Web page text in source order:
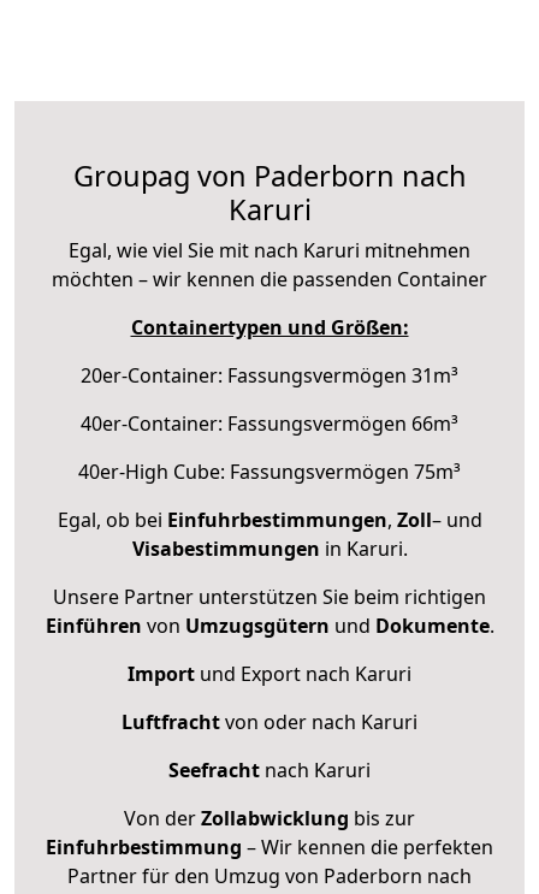
Groupag von Paderborn nach
Karuri
Egal, wie viel Sie mit nach Karuri mitnehmen
möchten – wir kennen die passenden Container
Containertypen und Größen:
20er-Container: Fassungsvermögen 31m³
40er-Container: Fassungsvermögen 66m³
40er-High Cube: Fassungsvermögen 75m³
Egal, ob bei Einfuhrbestimmungen, Zoll– und
Visabestimmungen in Karuri.
Unsere Partner unterstützen Sie beim richtigen
Einführen von Umzugsgütern und Dokumente.
Import und Export nach Karuri
Luftfrachtvon oder nach Karuri
Seefracht nach Karuri
Von derZollabwicklung bis zur
Einfuhrbestimmung – Wir kennen die perfekten
Partner für den Umzug von Paderborn nach